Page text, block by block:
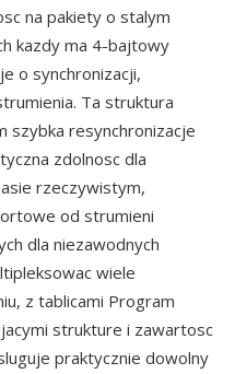
na pakiety o stalym
kazdy ma 4-bajtowy
o synchronizacji,
Ta struktura
szybka resynchronizacje
zdolnosc dla
rzeczywistym,
od strumieni
dla niezawodnych
wiele
z tablicami Program
strukture i zawartosc
praktycznie dowolny